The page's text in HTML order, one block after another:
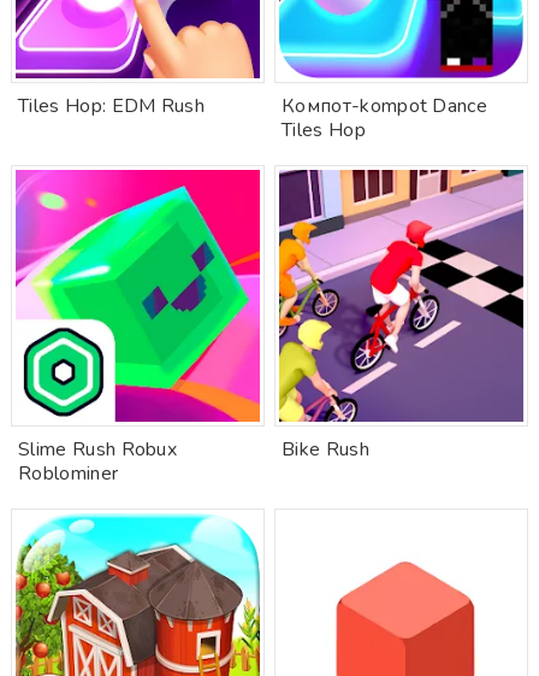
Tiles Hop: EDM Rush
Компот-kompot Dance
Tiles Hop
Slime Rush Robux
Roblominer
Bike Rush